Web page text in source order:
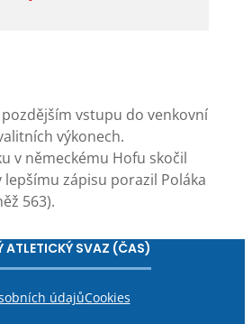
vstupu do venkovní
výkonech.
v německému Hofu skočil
zápisu porazil Poláka
563).
SVAZ (ČAS)
údajůCookies